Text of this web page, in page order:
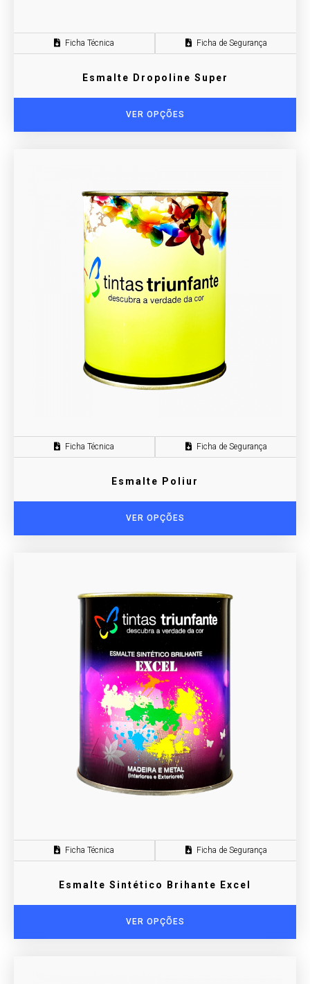
Ficha Técnica Ficha de Segurança
Esmalte Dropoline Super
VER OPÇÕES
Ficha Técnica Ficha de Segurança
Esmalte Poliur
VER OPÇÕES
Ficha Técnica Ficha de Segurança
Esmalte Sintético Brihante Excel
VER OPÇÕES